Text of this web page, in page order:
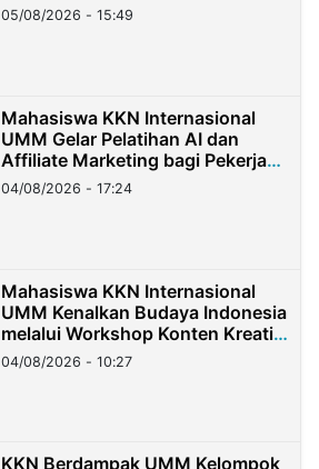
05/08/2026 - 15:49
Mahasiswa KKN Internasional
UMM Gelar Pelatihan AI dan
Affiliate Marketing bagi Pekerja
Migran Indonesia di Taiwan
04/08/2026 - 17:24
Mahasiswa KKN Internasional
UMM Kenalkan Budaya Indonesia
melalui Workshop Konten Kreatif
di Taiwan
04/08/2026 - 10:27
KKN Berdampak UMM Kelompok